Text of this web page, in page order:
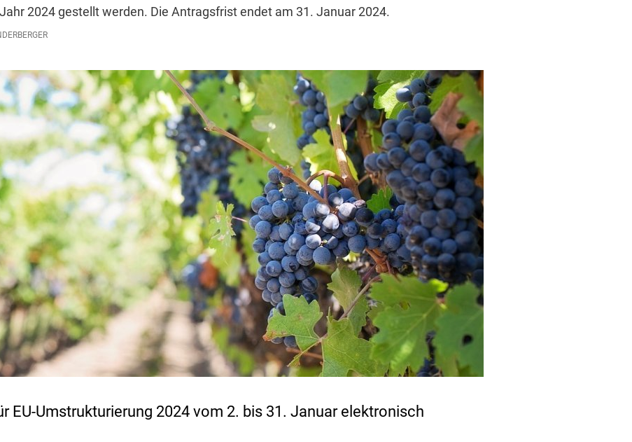
2024 gestellt werden. Die Antragsfrist endet am 31. Januar 2024.
EU-Umstrukturierung 2024 vom 2. bis 31. Januar elektronisch